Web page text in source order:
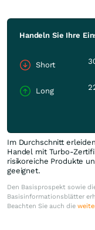
Handeln Sie Ihre
Short
Long
Im Durchschnitt
Handel mit Turbo-
risikoreiche Produkte
geeignet.
Den Basisprospekt sowie
Basisinformationsblätter
Beachten Sie auch die